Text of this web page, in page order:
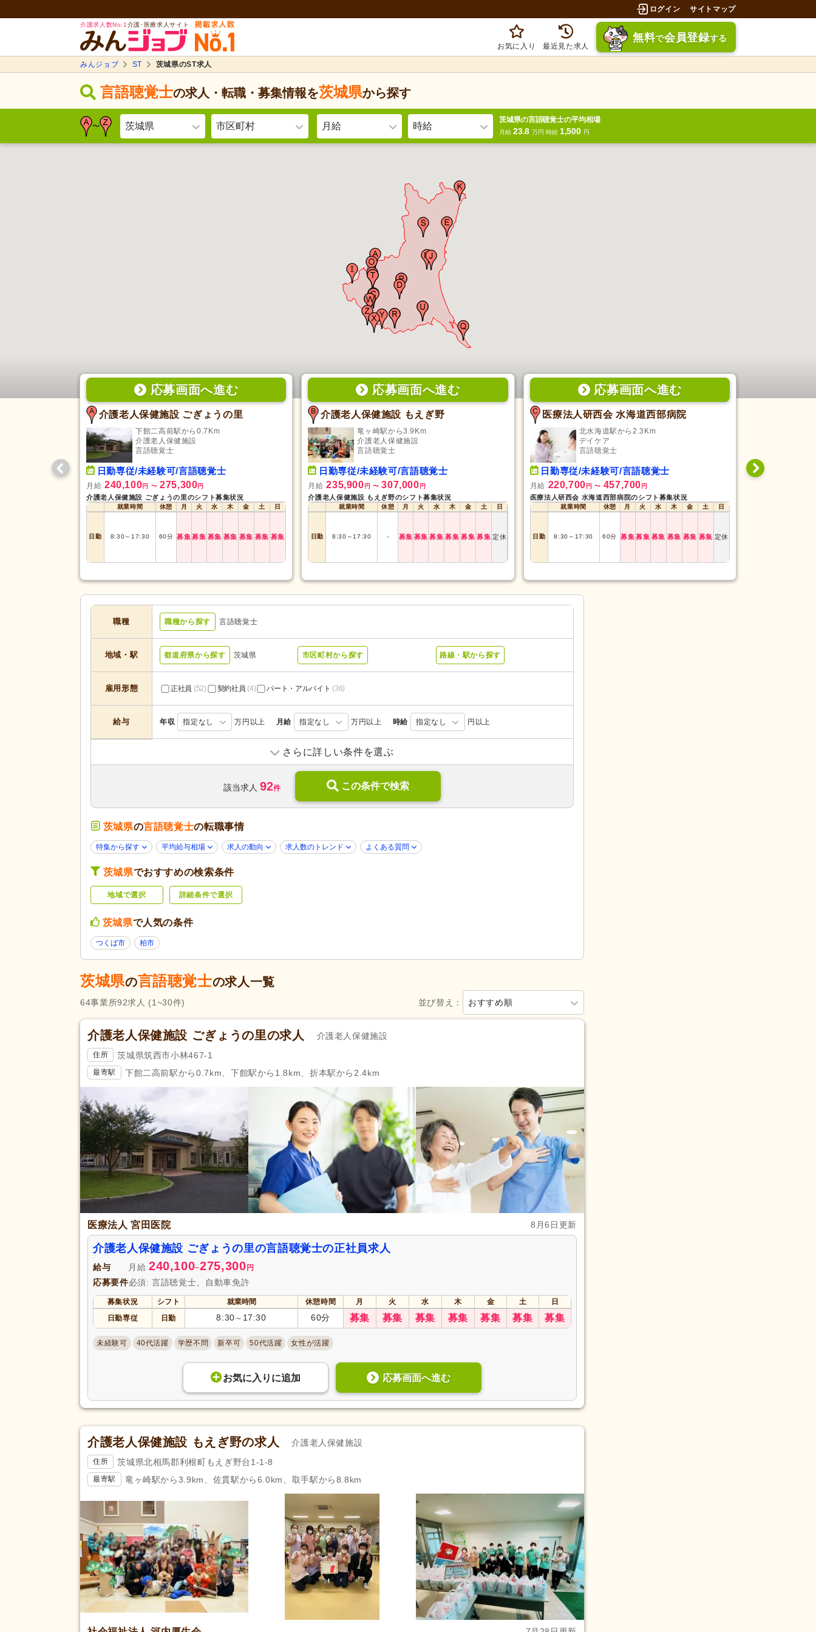
ログイン サイトマップ
介護求人数No.1 介護･医療求人サイト
お気に入り 最近見た求人
無料で会員登録する
みんジョブ ST 茨城県のST求人
言語聴覚士の求人・転職・募集情報を茨城県から探す
〜 茨城県 市区町村 月給 時給
茨城県の言語聴覚士の平均相場
月給 23.8万円 時給 1,500 円
応募画面へ進む
介護老人保健施設 ごぎょうの里
下館二高前駅から0.7Km
介護老人保健施設
言語聴覚士
日勤専従/未経験可/言語聴覚士
月給 240,100円 〜 275,300円
介護老人保健施設 ごぎょうの里のシフト募集状況
就業時間 休憩 月 火 水 木 金 土 日
日勤 8:30～ 17:30 60分 募集募集 募集 募集 募集 募集 募集
応募画面へ進む
介護老人保健施設 もえぎ野
竜ヶ崎駅から3.9Km
介護老人保健施設
言語聴覚士
日勤専従/未経験可/言語聴覚士
月給 235,900 円 〜 307,000 円
介護老人保健施設 もえぎ野のシフト募集状況
就業時間 休憩 月 火 水 木 金 土 日
日勤 8:30 ～ 17:30 - 募集 募集 募集 募集 募集 募集 定休
応募画面へ進む
医療法人研西会 水海道西部病院
北水海道駅から2.3Km
デイケア
言語聴覚士
日勤専従/未経験可/言語聴覚士
月給 220,700 円 〜 457,700 円
医療法人研西会 水海道西部病院のシフト募集状況
就業時間 休憩 月 火 水 木 金 土 日
日勤 8:30 ～ 17:30 60分 募集募集 募集 募集 募集 募集 定休
日勤専従/未
職種 職種から探す 言語聴覚士
地域・駅 都道府県から探す 茨城県 市区町村から探す 路線・駅から探す
雇用形態 正社員 (52) 契約社員 (4) パート・アルバイト (36)
給与 年収 指定なし 万円以上 月給 指定なし 万円以上 時給 指定なし 円以上
訪問リハビリ(2)
デイケア(9) 住宅型有料老人ホーム(1) 介護老人保健施設(17)
診療所・クリニック(2)
応募条件・こ
だわり
未経験可(74)
年齢不問(68) 新卒可(70)
ネイル可(2)
掲載7日以内(6)
週3日から可
応募資格 言語聴覚士
休日・休暇
土日休み (7)
年間休日120日以上
介護休業 看護休暇(20)
年末年始休暇
給与・手当
福利厚生
社会保険完備(84) 研修制度あり
企業年金(4) 昇給あり (83) 復職支援あり(27)
退職金あり (43) 日・祝給与アップ(2) 住宅手当 (7)
資格取得支援あり(34) 通勤手当 人事評価制度あり(74)
処遇改善手当 寮・社宅あり 託児施設あり(19)
扶養控除内考慮あり(17)
再雇用制度あり
転勤なし (34)
駅近(19)
バイク通勤可(3)
さらに詳しい条件を選ぶ
該当求人 92件 この条件で検索
茨城県の言語聴覚士の転職事情
特集から探す 平均給与相場 求人の動向 求人数のトレンド よくある質問
茨城県でおすすめの検索条件
地域で選択 詳細条件で選択
茨城県で人気の条件
つくば市 柏市
茨城県の言語聴覚士の求人一覧
並び替え： おすすめ順
64事業所92求人 (1~30件)
介護老人保健施設 ごぎょうの里の求人 介護老人保健施設
住所 茨城県筑西市小林467-1
最寄駅 下館二高前駅から0.7km、下館駅から1.8km、折本駅から2.4km
医療法人 宮田医院 8月6日更新
介護老人保健施設 ごぎょうの里の言語聴覚士の正社員求人
給与 月給 240,100~275,300 円
応募要件必須: 言語聴覚士、自動車免許
募集状況 シフト 就業時間 休憩時間 月 火 水 木 金 土
日
日勤専従
日勤 8:30 ～ 17:30 60分 募集 募集 募集 募集 募集 募集 募集
未経験可 40代活躍 学歴不問 新卒可 50代活躍 女性が活躍
お気に入り に追加 応募画面へ進む
介護老人保健施設 もえぎ野の求人 介護老人保健施設
住所 茨城県北相馬郡利根町もえぎ野台1-1-8
最寄駅 竜ヶ崎駅から3.9km、佐貫駅から6.0km、取手駅から8.8km